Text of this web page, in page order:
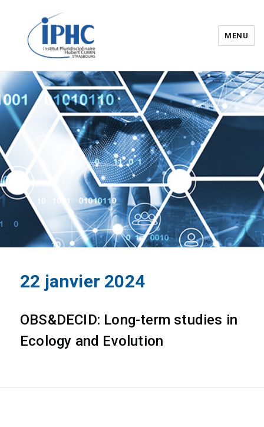
Institut pluridisciplinaire Hubert
Curien – IPHC
MENU
22 janvier 2024
OBS&DECID: Long-term studies in
Ecology and Evolution